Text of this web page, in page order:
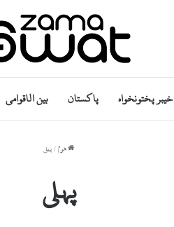
خیبر پختونخواہ پاکستان بین الاقوامی
ھوم/پہلی
پہلی